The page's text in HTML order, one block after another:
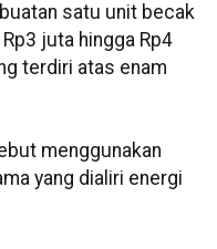
satu unit becak
juta hingga Rp4
terdiri atas enam
menggunakan
yang dialiri energi